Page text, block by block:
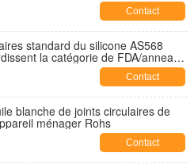
Contact
standard du silicone AS568
la catégorie de FDA/anneaux
Contact
blanche de joints circulaires de
ménager Rohs
Contact